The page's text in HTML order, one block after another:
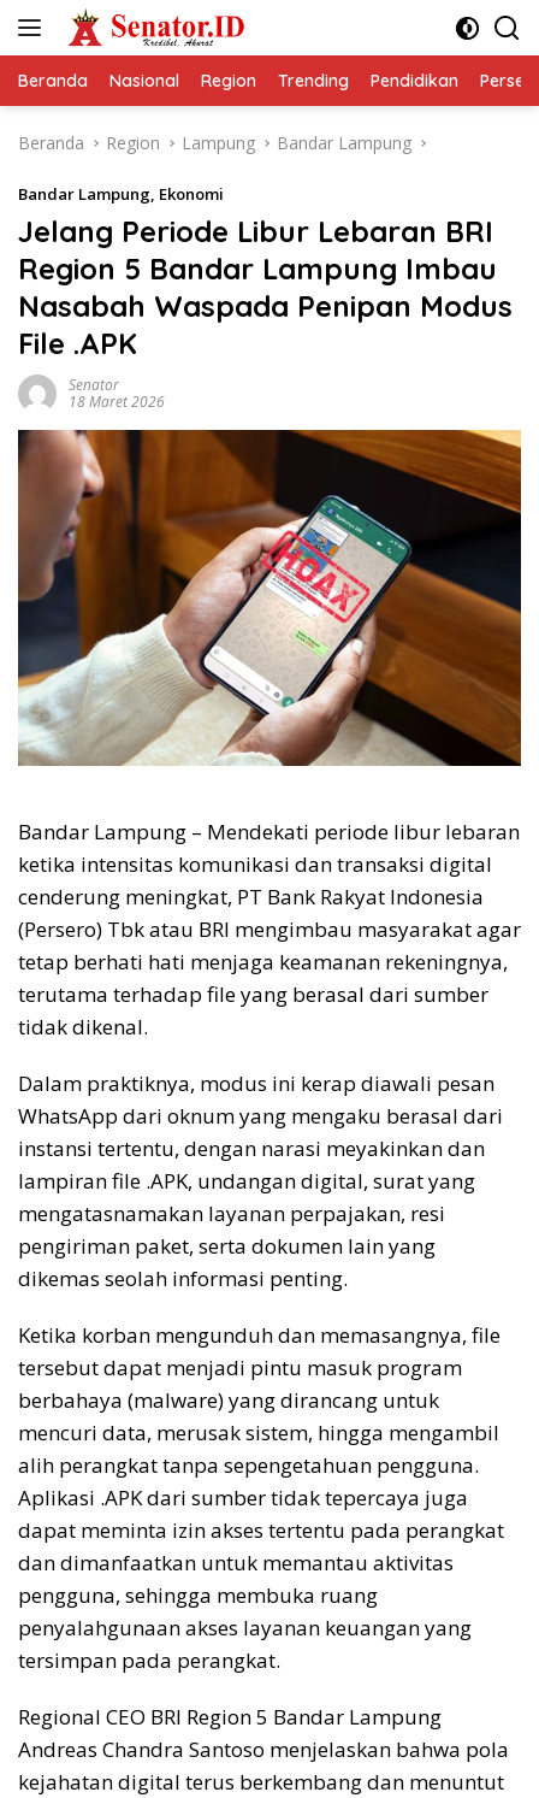
Beranda Nasional Region Trending Pendidikan
Beranda Region Lampung Bandar Lampung
Bandar Lampung, Ekonomi
Jelang Periode Libur Lebaran BRI
Region 5 Bandar Lampung Imbau
Nasabah Waspada Penipan Modus
File .APK
Senator
18 Maret 2026
Bandar Lampung – Mendekati periode libur lebaran
ketika intensitas komunikasi dan transaksi digital
cenderung meningkat, PT Bank Rakyat Indonesia
(Persero) Tbk atau BRI mengimbau masyarakat agar
tetap berhati hati menjaga keamanan rekeningnya,
terutama terhadap file yang berasal dari sumber
tidak dikenal.
Dalam praktiknya, modus ini kerap diawali pesan
WhatsApp dari oknum yang mengaku berasal dari
instansi tertentu, dengan narasi meyakinkan dan
lampiran file .APK, undangan digital, surat yang
mengatasnamakan layanan perpajakan, resi
pengiriman paket, serta dokumen lain yang
dikemas seolah informasi penting.
Ketika korban mengunduh dan memasangnya, file
tersebut dapat menjadi pintu masuk program
berbahaya (malware) yang dirancang untuk
mencuri data, merusak sistem, hingga mengambil
alih perangkat tanpa sepengetahuan pengguna.
Aplikasi .APK dari sumber tidak tepercaya juga
dapat meminta izin akses tertentu pada perangkat
dan dimanfaatkan untuk memantau aktivitas
pengguna, sehingga membuka ruang
penyalahgunaan akses layanan keuangan yang
tersimpan pada perangkat.
Regional CEO BRI Region 5 Bandar Lampung
Andreas Chandra Santoso menjelaskan bahwa pola
kejahatan digital terus berkembang dan menuntut